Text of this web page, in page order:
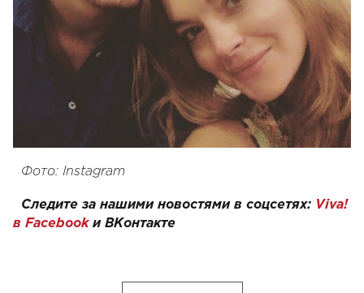
Фото: Instagram
Следите за нашими новостями в соцсетях: Viva!
в Facebookи ВКонтакте